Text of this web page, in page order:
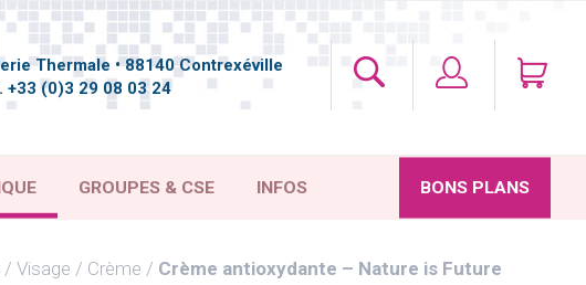
Thermale • 88140 Contrexéville
+33 (0)3 29 08 03 24
GROUPES & CSE INFOS BONS PLANS
Visage Crème Crème antioxydante – Nature is Future